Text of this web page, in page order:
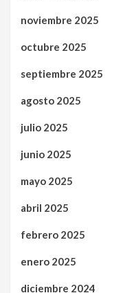
noviembre 2025
octubre 2025
septiembre 2025
agosto 2025
julio 2025
junio 2025
mayo 2025
abril 2025
febrero 2025
enero 2025
diciembre 2024